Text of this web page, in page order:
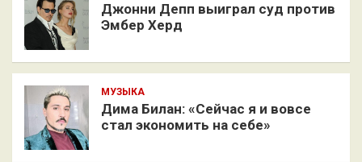
Джонни Депп выиграл суд против
Эмбер Херд
МУЗЫКА
Дима Билан: «Сейчас я и вовсе
стал экономить на себе»